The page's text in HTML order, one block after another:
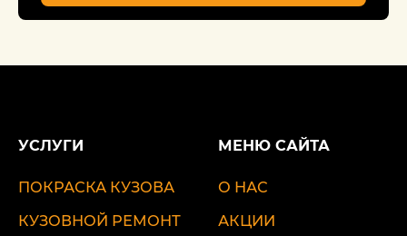
УСЛУГИ
ПОКРАСКА КУЗОВА
КУЗОВНОЙ РЕМОНТ
МЕНЮ САЙТА
О НАС
АКЦИИ